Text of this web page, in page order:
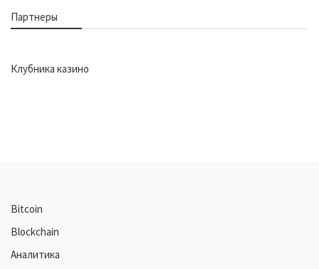
Партнеры
Клубника казино
Bitcoin
Blockchain
Аналитика